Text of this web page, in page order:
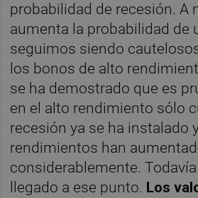
probabilidad de recesión. A
aumenta la probabilidad de
seguimos siendo
los bonos de alto
se ha demostrado que es
en el alto rendimiento sólo
recesión ya se ha instalado
rendimientos han
considerablemente.
llegado a ese punto. Los